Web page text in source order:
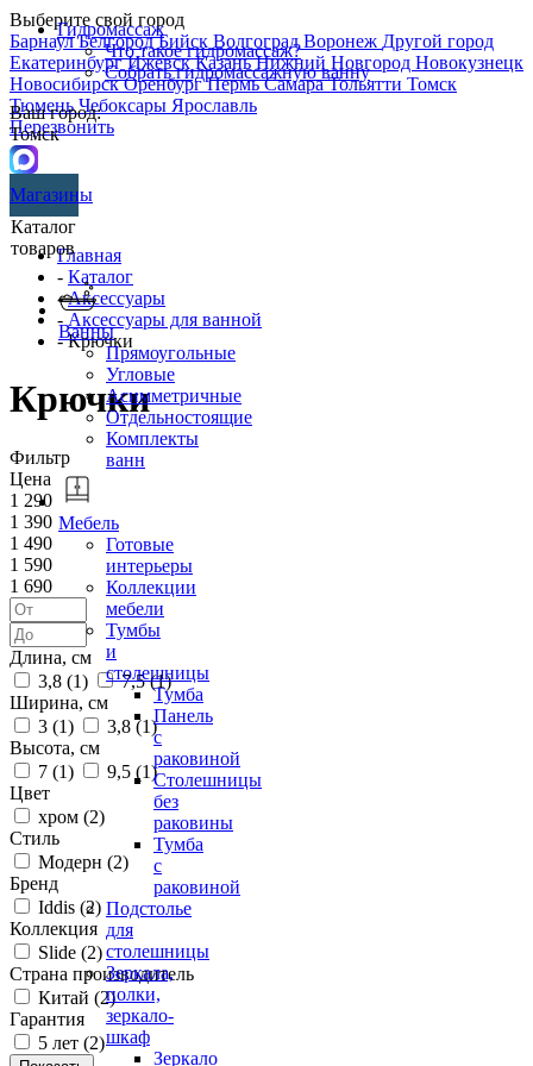
Выберите свой город
БарнаулБелгородБийск ВолгоградВоронеж Другой город
ЕкатеринбургИжевскКазаньНижний Новгород Новокузнецк
НовосибирскОренбургПермьСамараТольятти Томск
ТюменьЧебоксары Ярославль
Перезвонить
Гидромассаж
Что такое гидромассаж?
Собрать гидромассажную ванну
Ваш город:
Томск
Магазины
Каталог
товаров
Ванны
Прямоугольные
Угловые
Асимметричные
Отдельностоящие
Комплекты
ванн
Мебель
Готовые
интерьеры
Коллекции
мебели
Тумбы
и
столешницы
Тумба
Панель
с
раковиной
Столешницы
без
раковины
Тумба
с
раковиной
Подстолье
для
столешницы
Зеркала,
полки,
зеркало-
шкаф
Зеркало
Главная
- Каталог
-Аксессуары
- Аксессуары для ванной
- Крючки
Крючки
Фильтр
Цена
1 290
1 390
1 490
1 590
1 690
Длина, см
3,8 (1) 7,5 (1)
Ширина, см
3 (1) 3,8 (1)
Высота, см
7 (1) 9,5 (1)
Цвет
хром (2)
Стиль
Модерн (2)
Бренд
Iddis (2)
Коллекция
Slide (2)
Страна производитель
Китай (2)
Гарантия
5 лет (2)